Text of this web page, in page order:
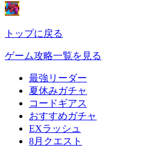
トップに戻る
ゲーム攻略一覧を見る
最強リーダー
夏休みガチャ
コードギアス
おすすめガチャ
EXラッシュ
8月クエスト